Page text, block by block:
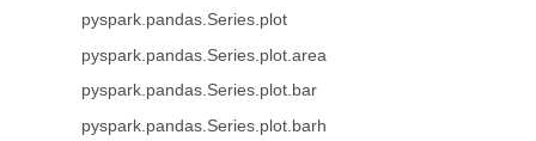
pyspark.pandas.Series.plot
pyspark.pandas.Series.plot.area
pyspark.pandas.Series.plot.bar
pyspark.pandas.Series.plot.barh